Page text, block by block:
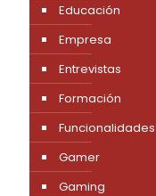
Educación
Empresa
Entrevistas
Formación
Funcionalidades
Gamer
Gaming